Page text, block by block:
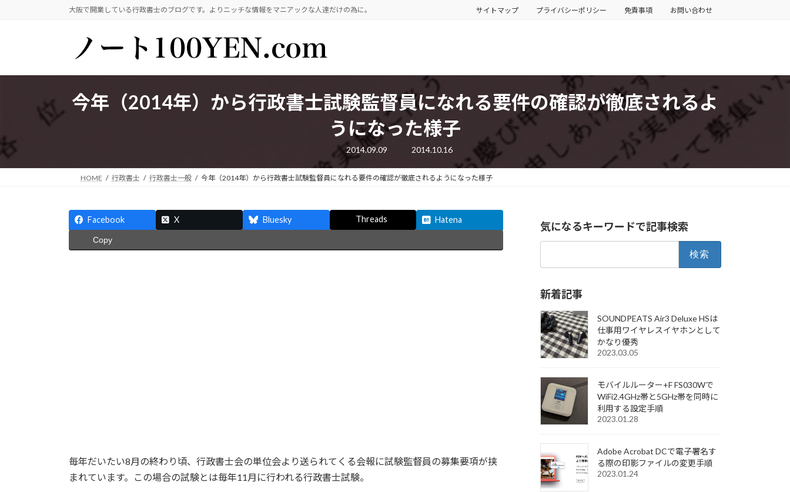
へ
ョ
大阪で開業している行政書士のブログです。よりニッチな情報をマニアックな人達だけの為に。 サイトマップ プライバシーポリシー 免責事項 お問い合わせ
今年（2014年）から行政書士試験監督員になれる要件の確認が徹底されるよ
うになった様子
2014.09.09
最
新
日
2014.10.16
HOME 行政書士 行政書士一般 今年（2014年）から行政書士試験監督員になれる要件の確認が徹底されるようになった様子
Facebook X Bluesky Threads Hatena
Copy
毎年だいたい8月の終わり頃、行政書士会の単位会より送られてくる会報に試験監督員の募集要項が挟
まれています。この場合の試験とは毎年11月に行われる行政書士試験。
気になるキーワードで記事検索
新着記事
SOUNDPEATS Air3 Deluxe HSは
仕事用ワイヤレスイヤホンとして
かなり優秀
2023.03.05
モバイルルーター+F FS030Wで
WiFi2.4GHz帯と5GHz帯を同時に
利用する設定手順
2023.01.28
Adobe Acrobat DCで電子署名す
る際の印影ファイルの変更手順
2023.01.24